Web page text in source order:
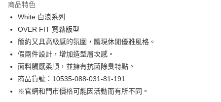
街口支付
悠遊付
Google Pay
貨到付款
運送方式
商品特色
White 白浪系列
OVER FIT 寬鬆版型
簡約又具高級感的氛圍，體現休閒優雅風格。
假兩件設計，增加造型層次感。
面料觸感柔順，並擁有抗菌除臭特點。
商品貨號：10535-088-031-81-191
※官網和門市價格可能因活動而有所不同。